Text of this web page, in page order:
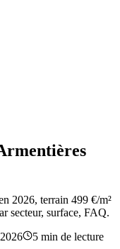
2026, terrain 499 €/m²
secteur, surface, FAQ.
5 min de lecture